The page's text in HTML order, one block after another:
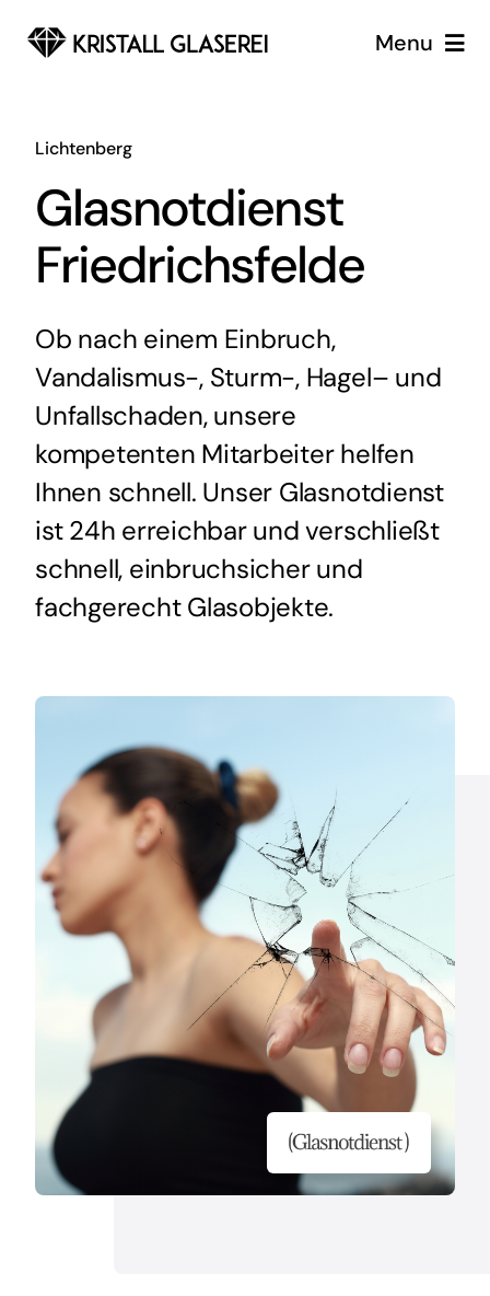
Inhalt
Menu
Services
Lichtenberg
Glasnotdienst
Friedrichsfelde
Ob nach einem Einbruch,
Vandalismus-, Sturm-, Hagel– und
Unfallschaden, unsere
kompetenten Mitarbeiter helfen
Ihnen schnell. Unser Glasnotdienst
ist 24h erreichbar und verschließt
schnell, einbruchsicher und
fachgerecht Glasobjekte.